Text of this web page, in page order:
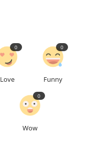
Love
0
Funny
0
Wow
0